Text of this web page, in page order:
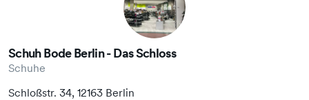
Schuh Bode Berlin - Das Schloss
Schuhe
Schloßstr. 34, 12163 Berlin